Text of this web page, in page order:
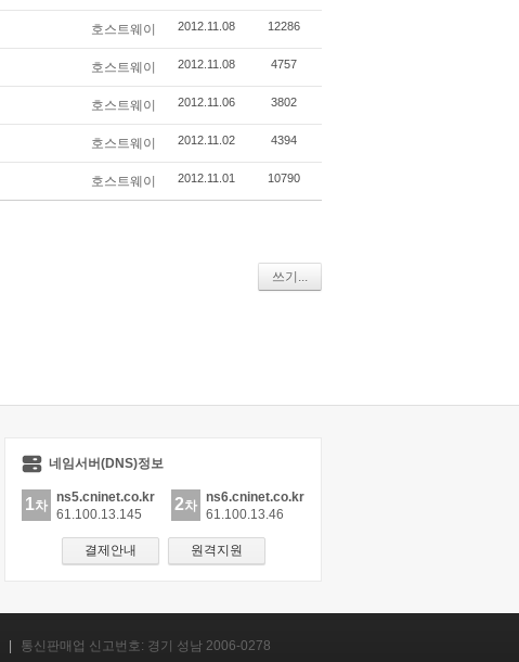
호스트웨이 2012.11.08 12286
호스트웨이 2012.11.08 4757
호스트웨이 2012.11.06 3802
호스트웨이 2012.11.02 4394
호스트웨이 2012.11.01 10790
쓰기...
네임서버(DNS)정보
1차
ns5.cninet.co.kr
61.100.13.145
2차
ns6.cninet.co.kr
61.100.13.46
결제안내 원격지원
통신판매업 신고번호: 경기 성남 2006-0278